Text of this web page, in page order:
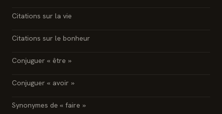
Citations sur la vie
Citations sur le bonheur
Conjuguer « être »
Conjuguer « avoir »
Synonymes de « faire »